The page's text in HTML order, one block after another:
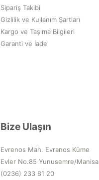
Sipariş Takibi
Gizlilik ve Kullanım Şartları
Kargo ve Taşıma Bilgileri
Garanti ve İade
Bize Ulaşın
Evrenos Mah. Evranos Küme
Evler No.85 Yunusemre/Manisa
(0236) 233 81 20